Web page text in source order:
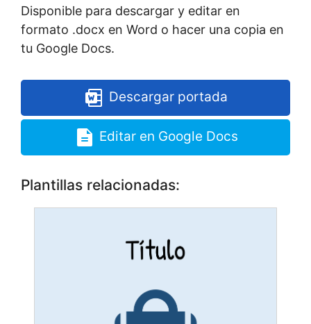
Disponible para descargar y editar en
formato .docx en Word o hacer una copia en
tu Google Docs.
Descargar portada
Editar en Google Docs
Plantillas relacionadas: